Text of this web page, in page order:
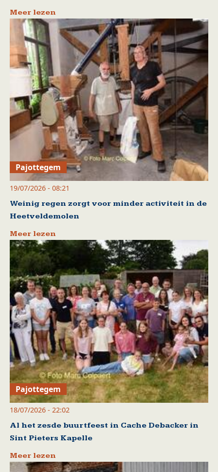
Meer lezen
Pajottegem
19/07/2026 - 08:21
Weinig regen zorgt voor minder activiteit in de
Heetveldemolen
Meer lezen
Pajottegem
18/07/2026 - 22:02
Al het zesde buurtfeest in Cache Debacker in
Sint Pieters Kapelle
Meer lezen